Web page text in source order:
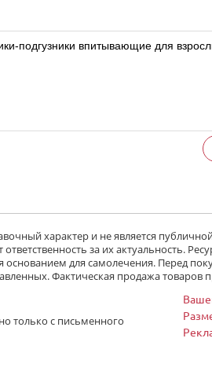
подгузники впитывающие для
характер и не является
за их актуальность.
основанием для самолечения. Перед
Фактическая продажа
только с письменного